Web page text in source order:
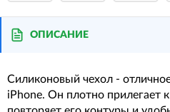
ОПИСАНИЕ
Силиконовый чехол -
iPhone. Он плотно прилегает